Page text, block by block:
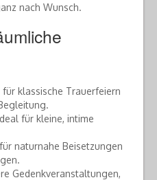
nach Wunsch.
klassische Trauerfeiern
für kleine, intime
naturnahe Beisetzungen
Gedenkveranstaltungen,